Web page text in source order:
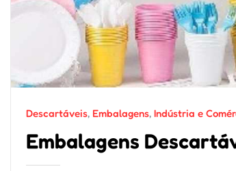
Descartáveis, Embalagens, Indústria e
Embalagens